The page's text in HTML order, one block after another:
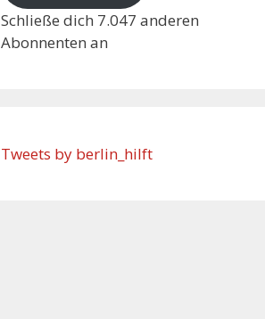
Schließe dich 7.047 anderen
Abonnenten an
Tweets by berlin_hilft